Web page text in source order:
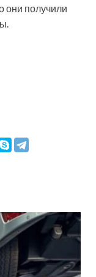
они получили